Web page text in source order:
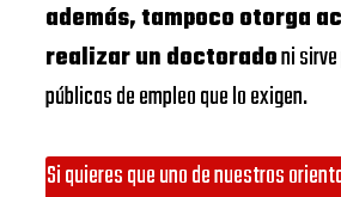
además, tampoco otorga
realizar un doctoradoni
públicas de empleo que lo exigen.
Si quieres que uno de nuestros